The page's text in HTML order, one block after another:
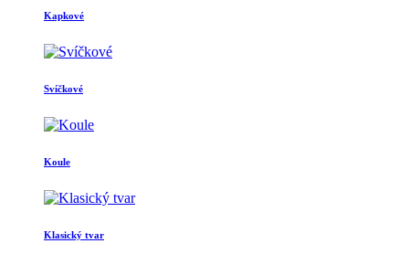
Kapkové
Svíčkové
Koule
Klasický tvar